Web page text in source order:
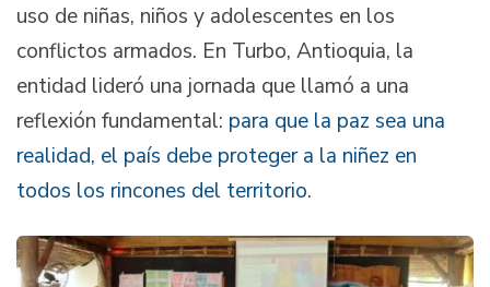
uso de niñas, niños y adolescentes en los
conflictos armados. En Turbo, Antioquia, la
entidad lideró una jornada que llamó a una
reflexión fundamental: para que la paz sea una
realidad, el país debe proteger a la niñez en
todos los rincones del territorio.